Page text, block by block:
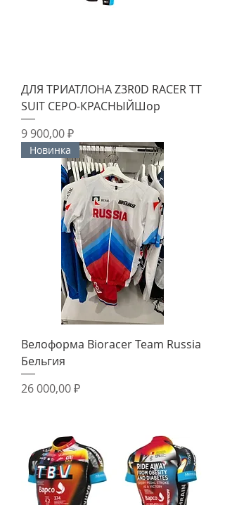
ДЛЯ ТРИАТЛОНА Z3R0D RACER TT
SUIT СЕРО-КРАСНЫЙШор
Цена
9 900,00 ₽
Новинка
Велоформа Bioracer Team Russia
Бельгия
Цена
26 000,00 ₽